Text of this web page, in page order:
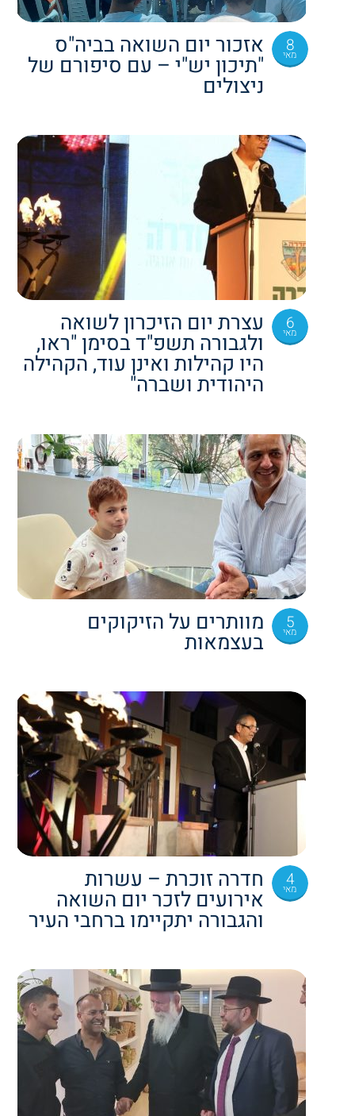
8
מאי אזכור יום השואה בביה"ס
"תיכון יש"י – עם סיפורם של
ניצולים
6
מאי עצרת יום הזיכרון לשואה
ולגבורה תשפ"ד בסימן "ראו,
היו קהילות ואינן עוד, הקהילה
היהודית ושברה"
5
מאי מוותרים על הזיקוקים
בעצמאות
4
מאי חדרה זוכרת – עשרות
אירועים לזכר יום השואה
והגבורה יתקיימו ברחבי העיר